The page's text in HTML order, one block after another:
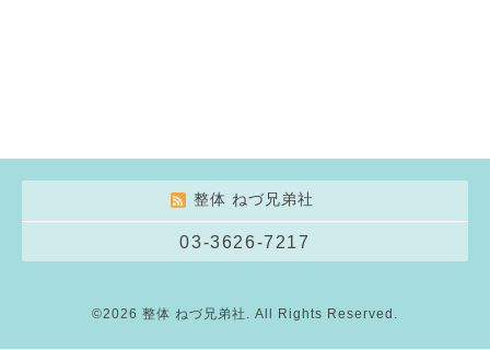
整体 ねづ兄弟社
03-3626-7217
©2026 整体 ねづ兄弟社 . All Rights Reserved.